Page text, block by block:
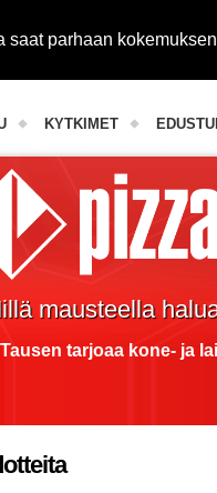
saat parhaan
KYTKIMET
mausteella
Tausen tarjoaa kone- ja